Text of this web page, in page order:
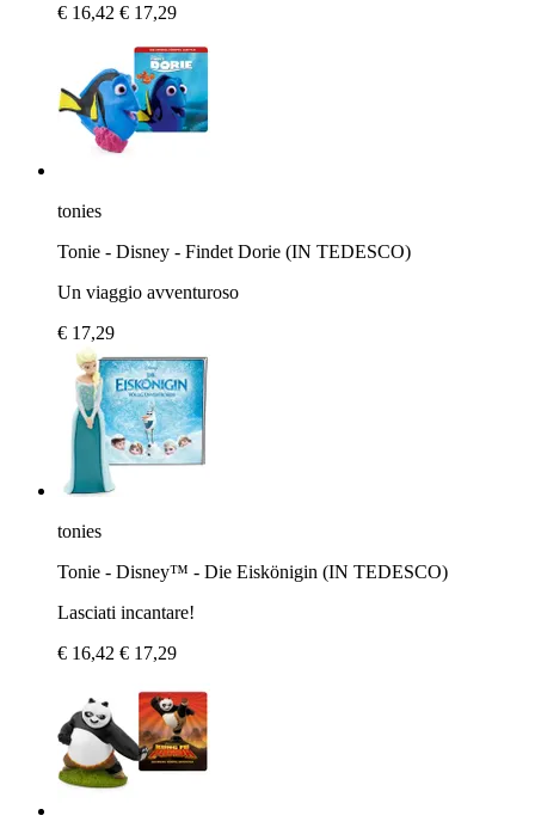
€ 16,42 € 17,29
tonies
​Tonie - Disney - Findet Dorie (IN TEDESCO)
Un viaggio avventuroso
€ 17,29
tonies
Tonie - Disney™ - Die Eiskönigin (IN TEDESCO)
Lasciati incantare!
€ 16,42 € 17,29